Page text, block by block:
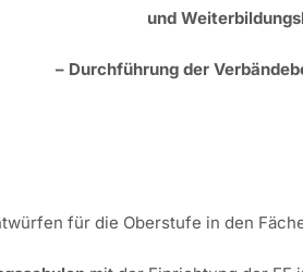
und
– Durchführung der
für die Oberstufe in den